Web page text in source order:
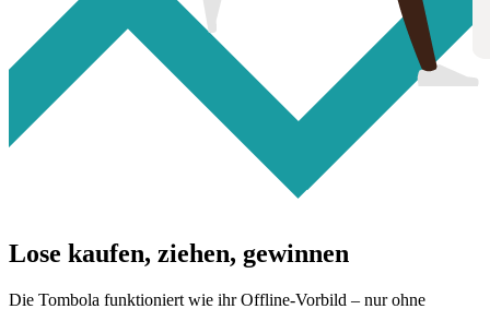
Lose kaufen, ziehen, gewinnen
Die Tombola funktioniert wie ihr Offline-Vorbild – nur ohne